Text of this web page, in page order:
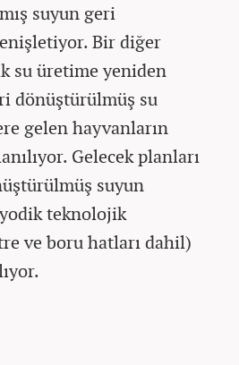
suyun geri
Bir diğer
su üretime yeniden
dönüştürülmüş su
gelen hayvanların
Gelecek planları
suyun
teknolojik
ve boru hatları dahil)